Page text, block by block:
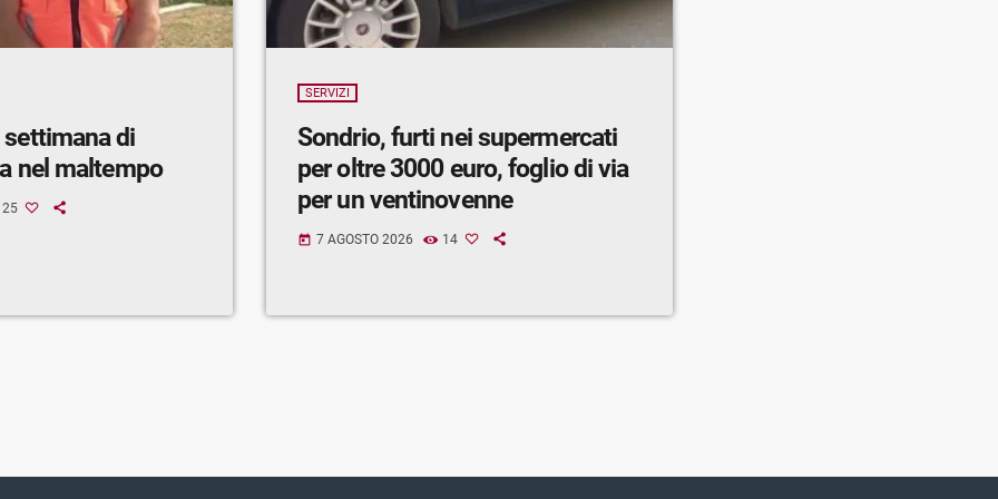
settimana di
nel maltempo
25
SERVIZI
Sondrio, furti nei supermercati
per oltre 3000 euro, foglio di via
per un ventinovenne
today 7 AGOSTO 2026 14